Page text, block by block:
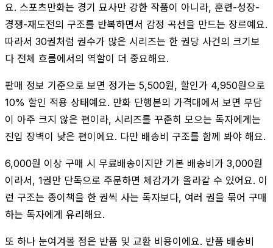
요. 스포츠만화는 경기 묘사만 강한 작품이 아니라, 훈련-성장-
경쟁-재도전의 구조를 반복하면서 감정 곡선을 만드는 장르예요.
따라서 30권처럼 권수가 많은 시리즈는 한 권당 사건의 크기보
다 전체 흐름에서의 역할이 더 중요해요.
판매 정보 기준으로 보면 정가는 5,500원, 할인가 4,950원으로
10% 할인 적용 상태예요. 만화 단행본의 가격대에서 보면 부담
이 아주 크지 않은 편이라, 시리즈를 꾸준히 모으는 독자에게는
진입 장벽이 낮은 편이에요. 다만 배송비 구조를 함께 봐야 해요.
6,000원 이상 구매 시 무료배송이지만 기본 배송비가 3,000원
이라서, 1권만 단독으로 주문하면 체감가가 올라갈 수 있어요. 이
런 구조는 종이책을 한 권씩 사는 독자보다, 여러 권을 묶어 구매
하는 독자에게 유리해요.
또 하나 눈여겨볼 점은 반품 및 교환 비용이에요. 반품 배송비